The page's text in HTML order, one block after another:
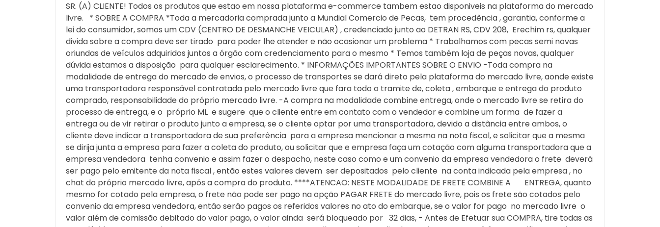
SR. (A) CLIENTE! Todos os produtos que estao em nossa plataforma e-commerce tambem estao disponiveis na plataforma do mercado
livre. * SOBRE A COMPRA *Toda a mercadoria comprada junto a Mundial Comercio de Pecas, tem procedência , garantia, conforme a
lei do consumidor, somos um CDV (CENTRO DE DESMANCHE VEICULAR) , credenciado junto ao DETRAN RS, CDV 208, Erechim rs, qualquer
divida sobre a compra deve ser tirado para poder lhe atender e não ocasionar um problema * Trabalhamos com pecas semi novas
oriundas de veículos adquiridos juntos a órgão com credenciamento para o mesmo * Temos também loja de peças novas, qualquer
dúvida estamos a disposição para qualquer esclarecimento. * INFORMAÇÕES IMPORTANTES SOBRE O ENVIO -Toda compra na
modalidade de entrega do mercado de envios, o processo de transportes se dará direto pela plataforma do mercado livre, aonde existe
uma transportadora responsável contratada pelo mercado livre que fara todo o tramite de, coleta , embarque e entrega do produto
comprado, responsabilidade do próprio mercado livre. -A compra na modalidade combine entrega, onde o mercado livre se retira do
processo de entrega, e o próprio ML e sugere que o cliente entre em contato com o vendedor e combine um forma de fazer a
entrega ou de vir retirar o produto junto a empresa, se o cliente optar por uma transportadora, devido a distância entre ambos, o
cliente deve indicar a transportadora de sua preferência para a empresa mencionar a mesma na nota fiscal, e solicitar que a mesma
se dirija junta a empresa para fazer a coleta do produto, ou solicitar que e empresa faça um cotação com alguma transportadora que a
empresa vendedora tenha convenio e assim fazer o despacho, neste caso como e um convenio da empresa vendedora o frete deverá
ser pago pelo emitente da nota fiscal , então estes valores devem ser depositados pelo cliente na conta indicada pela empresa , no
chat do próprio mercado livre, após a compra do produto. ****ATENCAO: NESTE MODALIDADE DE FRETE COMBINE A ENTREGA, quanto
mesmo for cotado pela empresa, o frete não pode ser pago na opção PAGAR FRETE do mercado livre, pois os frete são cotados pelo
convenio da empresa vendedora, então serão pagos os referidos valores no ato do embarque, se o valor for pago no mercado livre o
valor além de comissão debitado do valor pago, o valor ainda será bloqueado por 32 dias, - Antes de Efetuar sua COMPRA, tire todas as